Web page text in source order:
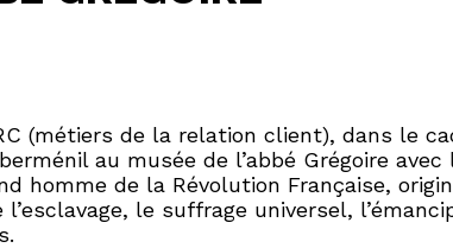
(métiers de la relation client), dans le
au musée de l’abbé Grégoire
homme de la Révolution Française,
le suffrage universel,